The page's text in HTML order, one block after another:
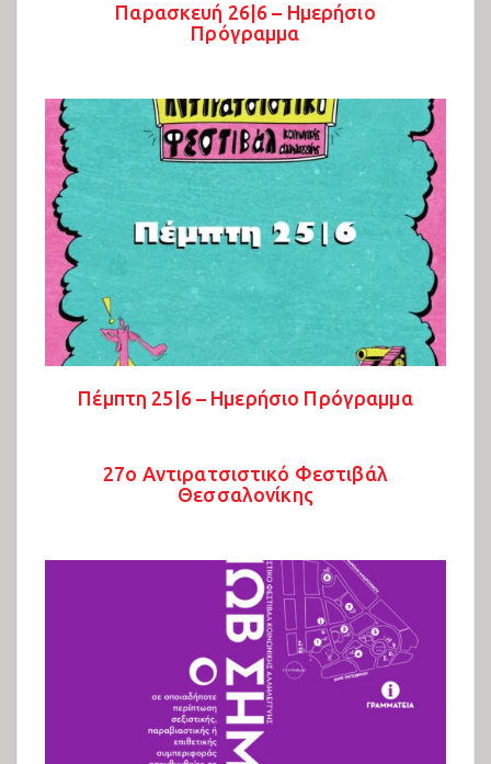
Παρασκευή 26|6 – Ημερήσιο
Πρόγραμμα
Πέμπτη 25|6 – Ημερήσιο Πρόγραμμα
27ο Αντιρατσιστικό Φεστιβάλ
Θεσσαλονίκης